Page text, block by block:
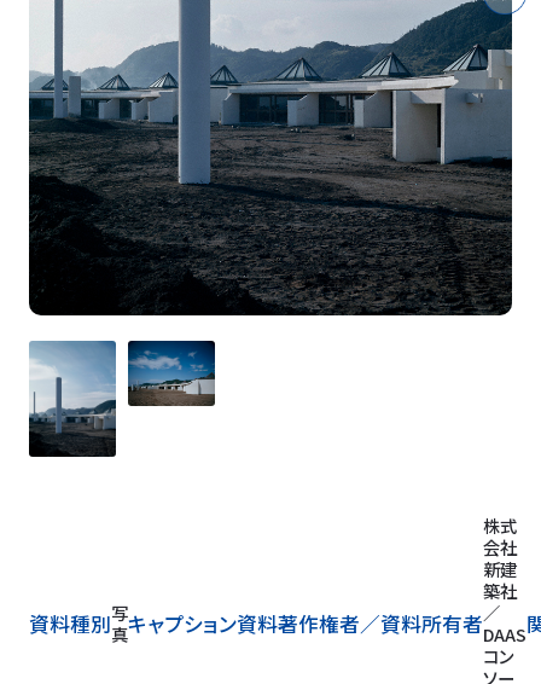
資料種別写
真キャプション資料著作権者／資料所有者
株式
会社
新建
築社
／
DAAS
コン
ソー